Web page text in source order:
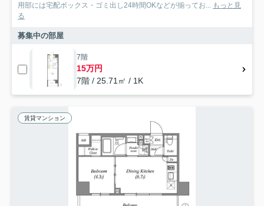
用部には宅配ボックス・ゴミ出し24時間OKなどが揃ってお... もっと見
る
募集中の部屋
7階
15万円
7階 / 25.71㎡ / 1K
賃貸マンション